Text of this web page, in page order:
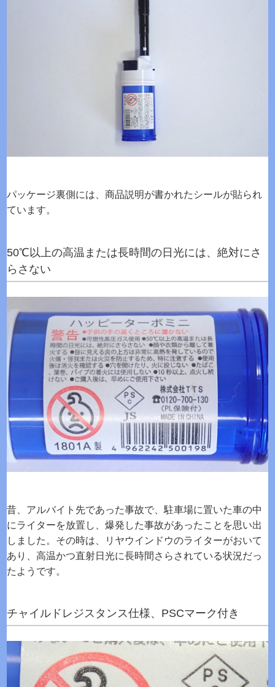
パッケージ裏側には、商品説明が書かれたシールが貼られ
ています。
50℃以上の高温または長時間の日光には、絶対にさ
らさない
昔、アルバイト先であった事故で、駐車場に置いた車の中
にライターを放置し、爆発した事故があったことを思い出
しました。その時は、リヤウインドウのライターがおいて
あり、高温かつ直射日光に長時間さらされている状況だっ
たようです。
チャイルドレジスタンス仕様、PSCマーク付き